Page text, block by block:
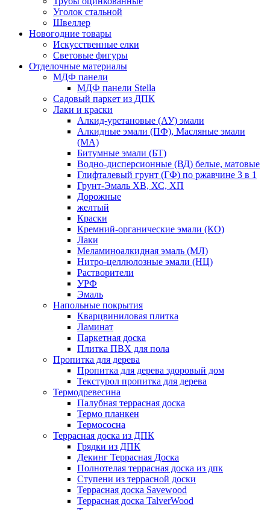
Уголок стальной
Швеллер
Новогодние товары
Искусственные елки
Световые фигуры
Отделочные материалы
МДФ панели
МДФ панели Stella
Садовый паркет из ДПК
Лаки и краски
Алкид-уретановые (АУ) эмали
Алкидные эмали (ПФ), Масляные эмали
(МА)
Битумные эмали (БТ)
Водно-дисперсионные (ВД) белые, матовые
Глифталевый грунт (ГФ) по ржавчине 3 в 1
Грунт-Эмаль ХВ, ХС, ХП
Дорожные
желтый
Краски
Кремний-органические эмали (КО)
Лаки
Меламиноалкидная эмаль (МЛ)
Нитро-целлюлозные эмали (НЦ)
Растворители
УРФ
Эмаль
Напольные покрытия
Кварцвиниловая плитка
Ламинат
Паркетная доска
Плитка ПВХ для пола
Пропитка для дерева
Пропитка для дерева здоровый дом
Текстурол пропитка для дерева
Термодревесина
Палубная террасная доска
Термо планкен
Термососна
Террасная доска из ДПК
Грядки из ДПК
Декинг Террасная Доска
Полнотелая террасная доска из дпк
Ступени из террасной доски
Террасная доска Savewood
Террасная доска TalverWood